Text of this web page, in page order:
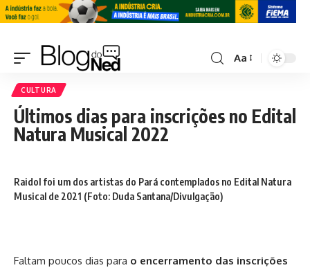
Aa
CULTURA
Últimos dias para inscrições no Edital
Natura Musical 2022
Raidol foi um dos artistas do Pará contemplados no Edital Natura
Musical de 2021 (Foto: Duda Santana/Divulgação)
Faltam poucos dias para o encerramento das inscrições